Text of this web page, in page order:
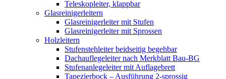
Teleskopleiter, klappbar
Glasreinigerleitern
Glasreinigerleiter mit Stufen
Glasreinigerleiter mit Sprossen
Holzleitern
Stufenstehleiter beidseitig begehbar
Dachauflegeleiter nach Merkblatt Bau-BG
Stufenanlegeleiter mit Auflagebrett
Tapezierbock – Ausführung 2-sprossig